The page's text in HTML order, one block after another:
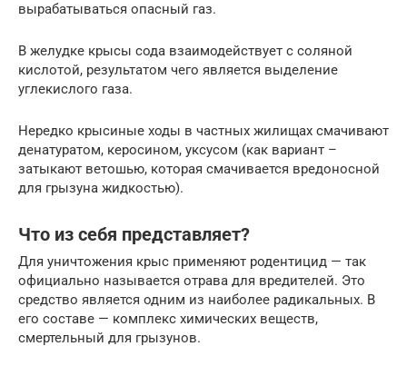
вырабатываться опасный газ.
В желудке крысы сода взаимодействует с соляной
кислотой, результатом чего является выделение
углекислого газа.
Нередко крысиные ходы в частных жилищах смачивают
денатуратом, керосином, уксусом (как вариант –
затыкают ветошью, которая смачивается вредоносной
для грызуна жидкостью).
Что из себя представляет?
Для уничтожения крыс применяют родентицид — так
официально называется отрава для вредителей. Это
средство является одним из наиболее радикальных. В
его составе — комплекс химических веществ,
смертельный для грызунов.